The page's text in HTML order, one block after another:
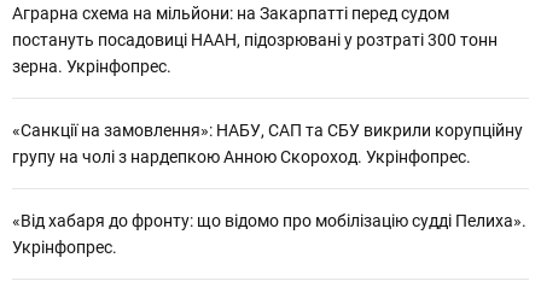
Аграрна схема на мільйони: на Закарпатті перед судом
постануть посадовиці НААН, підозрювані у розтраті 300 тонн
зерна. Укрінфопрес.
«Санкції на замовлення»: НАБУ, САП та СБУ викрили корупційну
групу на чолі з нардепкою Анною Скороход. Укрінфопрес.
«Від хабаря до фронту: що відомо про мобілізацію судді Пелиха».
Укрінфопрес.